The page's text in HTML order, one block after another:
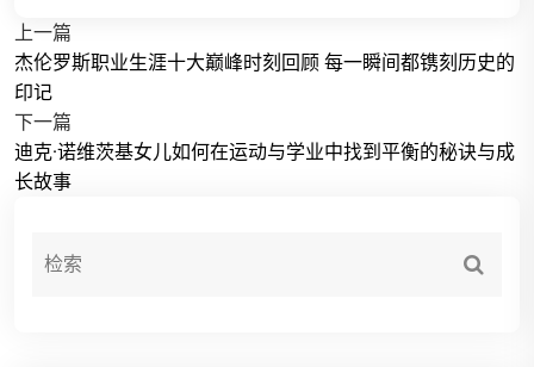
上一篇
杰伦罗斯职业生涯十大巅峰时刻回顾 每一瞬间都镌刻历史的
印记
下一篇
迪克·诺维茨基女儿如何在运动与学业中找到平衡的秘诀与成
长故事